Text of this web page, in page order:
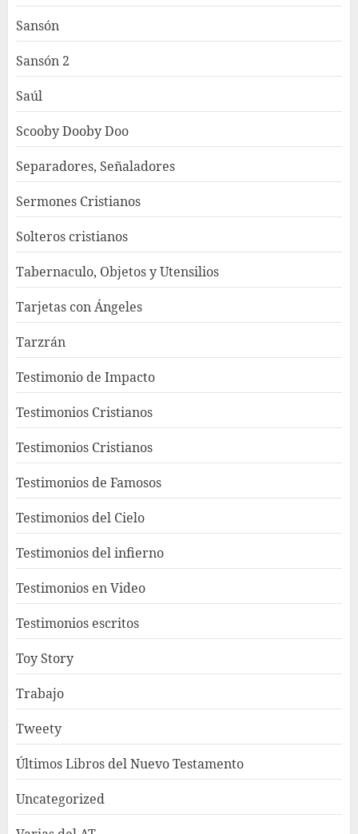
Sansón
Sansón 2
Saúl
Scooby Dooby Doo
Separadores, Señaladores
Sermones Cristianos
Solteros cristianos
Tabernaculo, Objetos y Utensilios
Tarjetas con Ángeles
Tarzrán
Testimonio de Impacto
Testimonios Cristianos
Testimonios Cristianos
Testimonios de Famosos
Testimonios del Cielo
Testimonios del infierno
Testimonios en Video
Testimonios escritos
Toy Story
Trabajo
Tweety
Últimos Libros del Nuevo Testamento
Uncategorized